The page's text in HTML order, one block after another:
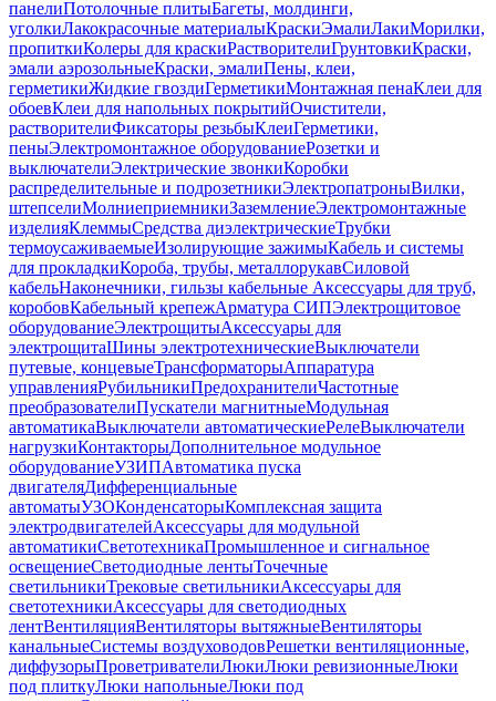
панелиПотолочные плитыБагеты, молдинги,
уголкиЛакокрасочные материалыКраскиЭмалиЛакиМорилки,
пропиткиКолеры для краскиРастворителиГрунтовкиКраски,
эмали аэрозольныеКраски, эмалиПены, клеи,
герметикиЖидкие гвоздиГерметикиМонтажная пенаКлеи для
обоевКлеи для напольных покрытийОчистители,
растворителиФиксаторы резьбыКлеиГерметики,
пеныЭлектромонтажное оборудованиеРозетки и
выключателиЭлектрические звонкиКоробки
распределительные и подрозетникиЭлектропатроныВилки,
штепселиМолниеприемникиЗаземлениеЭлектромонтажные
изделияКлеммыСредства диэлектрическиеТрубки
термоусаживаемыеИзолирующие зажимыКабель и системы
для прокладкиКороба, трубы, металлорукавСиловой
кабельНаконечники, гильзы кабельные Аксессуары для труб,
коробовКабельный крепежАрматура СИПЭлектрощитовое
оборудованиеЭлектрощитыАксессуары для
электрощитаШины электротехническиеВыключатели
путевые, концевыеТрансформаторыАппаратура
управленияРубильникиПредохранителиЧастотные
преобразователиПускатели магнитныеМодульная
автоматикаВыключатели автоматическиеРелеВыключатели
нагрузкиКонтакторыДополнительное модульное
оборудованиеУЗИПАвтоматика пуска
двигателяДифференциальные
автоматыУЗОКонденсаторыКомплексная защита
электродвигателейАксессуары для модульной
автоматикиСветотехникаПромышленное и сигнальное
освещениеСветодиодные лентыТочечные
светильникиТрековые светильникиАксессуары для
светотехникиАксессуары для светодиодных
лентВентиляцияВентиляторы вытяжныеВентиляторы
канальныеСистемы воздуховодовРешетки вентиляционные,
диффузорыПроветривателиЛюкиЛюки ревизионныеЛюки
под плиткуЛюки напольныеЛюки под